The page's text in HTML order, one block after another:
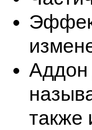
Аддон
также